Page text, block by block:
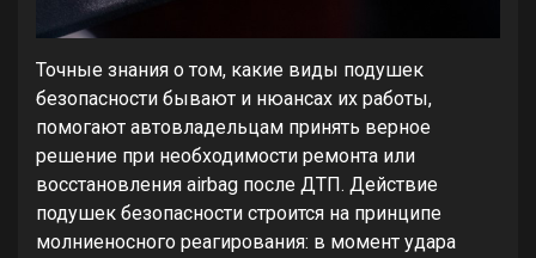
Точные знания о том, какие виды подушек
безопасности бывают и нюансах их работы,
помогают автовладельцам принять верное
решение при необходимости ремонта или
восстановления airbag после ДТП. Действие
подушек безопасности строится на принципе
молниеносного реагирования: в момент удара